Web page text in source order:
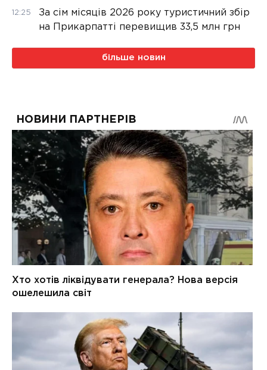
12:25
За сім місяців 2026 року туристичний збір
на Прикарпатті перевищив 33,5 млн грн
більше новин